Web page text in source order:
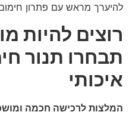
להיערך מראש עם פתרון חימום
רוצים להיות
תבחרו תנור
איכותי
המלצות לרכישה חכמה